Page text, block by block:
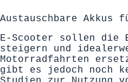
Austauschbare Akkus
E-Scooter sollen die
steigern und
Motorradfahrten
gibt es jedoch noch